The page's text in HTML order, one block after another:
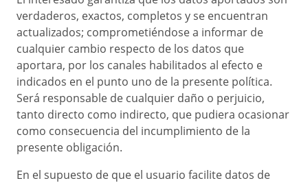
verdaderos, exactos, completos y se encuentran
actualizados; comprometiéndose a informar de
cualquier cambio respecto de los datos que
aportara, por los canales habilitados al efecto e
indicados en el punto uno de la presente política.
Será responsable de cualquier daño o perjuicio,
tanto directo como indirecto, que pudiera ocasionar
como consecuencia del incumplimiento de la
presente obligación.
En el supuesto de que el usuario facilite datos de